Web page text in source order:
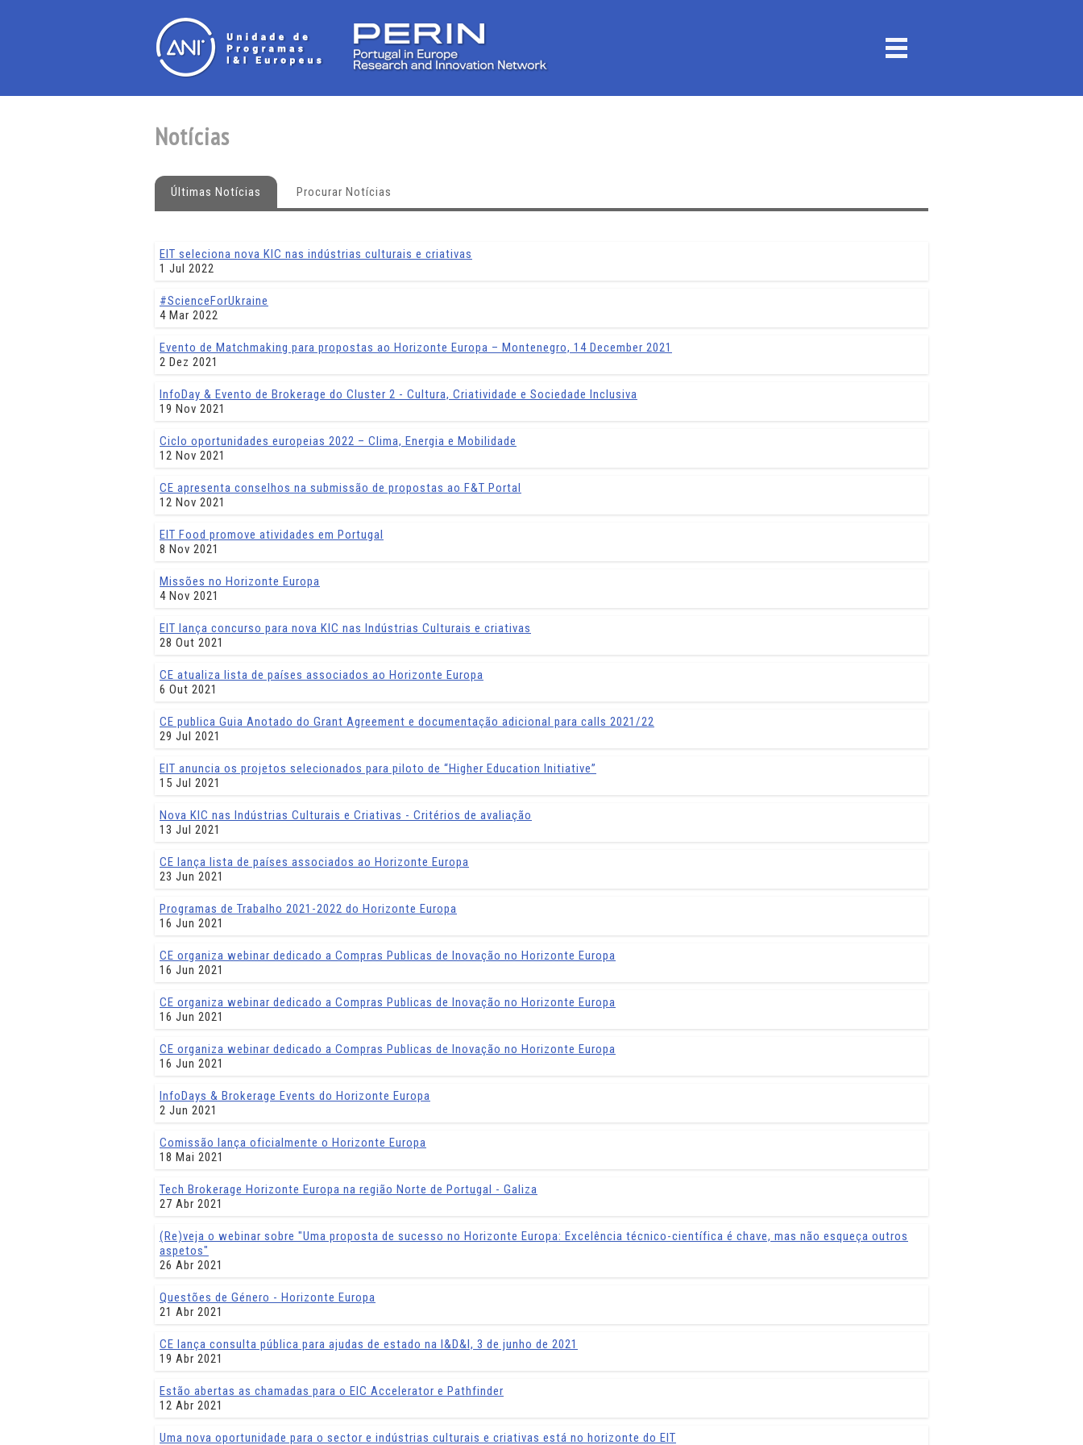
Notícias
Últimas Notícias Procurar Notícias
EIT seleciona nova KIC nas indústrias culturais e criativas
1 Jul 2022
#ScienceForUkraine
4 Mar 2022
Evento de Matchmaking para propostas ao Horizonte Europa – Montenegro, 14 December 2021
2 Dez 2021
InfoDay & Evento de Brokerage do Cluster 2 - Cultura, Criatividade e Sociedade Inclusiva
19 Nov 2021
Ciclo oportunidades europeias 2022 – Clima, Energia e Mobilidade
12 Nov 2021
CE apresenta conselhos na submissão de propostas ao F&T Portal
12 Nov 2021
EIT Food promove atividades em Portugal
8 Nov 2021
Missões no Horizonte Europa
4 Nov 2021
EIT lança concurso para nova KIC nas Indústrias Culturais e criativas
28 Out 2021
CE atualiza lista de países associados ao Horizonte Europa
6 Out 2021
CE publica Guia Anotado do Grant Agreement e documentação adicional para calls 2021/22
29 Jul 2021
EIT anuncia os projetos selecionados para piloto de “Higher Education Initiative”
15 Jul 2021
Nova KIC nas Indústrias Culturais e Criativas - Critérios de avaliação
13 Jul 2021
CE lança lista de países associados ao Horizonte Europa
23 Jun 2021
Programas de Trabalho 2021-2022 do Horizonte Europa
16 Jun 2021
CE organiza webinar dedicado a Compras Publicas de Inovação no Horizonte Europa
16 Jun 2021
CE organiza webinar dedicado a Compras Publicas de Inovação no Horizonte Europa
16 Jun 2021
CE organiza webinar dedicado a Compras Publicas de Inovação no Horizonte Europa
16 Jun 2021
InfoDays & Brokerage Events do Horizonte Europa
2 Jun 2021
Comissão lança oficialmente o Horizonte Europa
18 Mai 2021
Tech Brokerage Horizonte Europa na região Norte de Portugal - Galiza
27 Abr 2021
(Re)veja o webinar sobre "Uma proposta de sucesso no Horizonte Europa: Excelência técnico-científica é chave, mas não esqueça outros
aspetos"
26 Abr 2021
Questões de Género - Horizonte Europa
21 Abr 2021
CE lança consulta pública para ajudas de estado na I&D&I, 3 de junho de 2021
19 Abr 2021
Estão abertas as chamadas para o EIC Accelerator e Pathfinder
12 Abr 2021
Uma nova oportunidade para o sector e indústrias culturais e criativas está no horizonte do EIT